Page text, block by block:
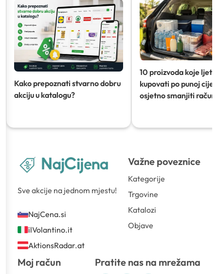
Kako prepoznati stvarno dobru
akciju u katalogu?
10 proizvoda koje ljeti
kupovati po punoj
osjetno smanjiti račun)
Sve akcije na jednom mjestu!
NajCena.si
ilVolantino.it
AktionsRadar.at
Važne poveznice
Kategorije
Trgovine
Katalozi
Objave
Moj račun Pratite nas na mrežama